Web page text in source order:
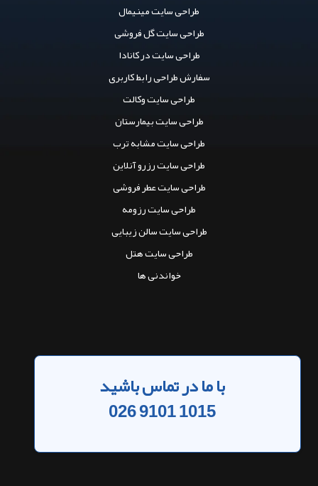
طراحی سایت مینیمال
طراحی سایت گل فروشی
طراحی سایت در کانادا
سفارش طراحی رابط کاربری
طراحی سایت وکالت
طراحی سایت بیمارستان
طراحی سایت مشابه ترب
طراحی سایت رزرو آنلاین
طراحی سایت عطر فروشی
طراحی سایت رزومه
طراحی سایت سالن زیبایی
طراحی سایت هتل
خواندنی ها
با ما در تماس باشید
026 9101 1015